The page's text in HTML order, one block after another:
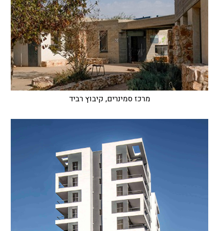
מרכז סמינרים, קיבוץ רביד